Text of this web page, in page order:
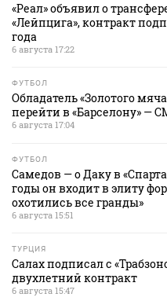
«Реал» объявил о
«Лейпцига», контракт
года
6 августа 17:22
ФУТБОЛ
Обладатель «Золотого
перейти в «Барселону» —
6 августа 17:04
ФУТБОЛ
Самедов — о Даку в
годы он входит в элиту
охотились все гранды»
6 августа 15:51
ТУРЦИЯ
Салах подписал с
двухлетний контракт
6 августа 15:47